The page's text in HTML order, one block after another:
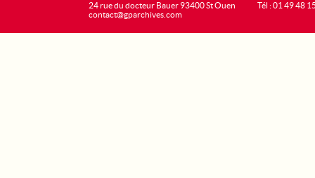
24 rue du docteur Bauer 93400 St Ouen
contact@gparchives.com
Tél : 01 49 48